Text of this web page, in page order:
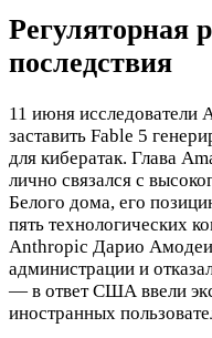
Регуляторная
последствия
11 июня исследователи
заставить Fable 5
для кибератак. Глава
лично связался с
Белого дома, его
пять технологических
Anthropic Дарио Амодеи
администрации и
— в ответ США ввели
иностранных